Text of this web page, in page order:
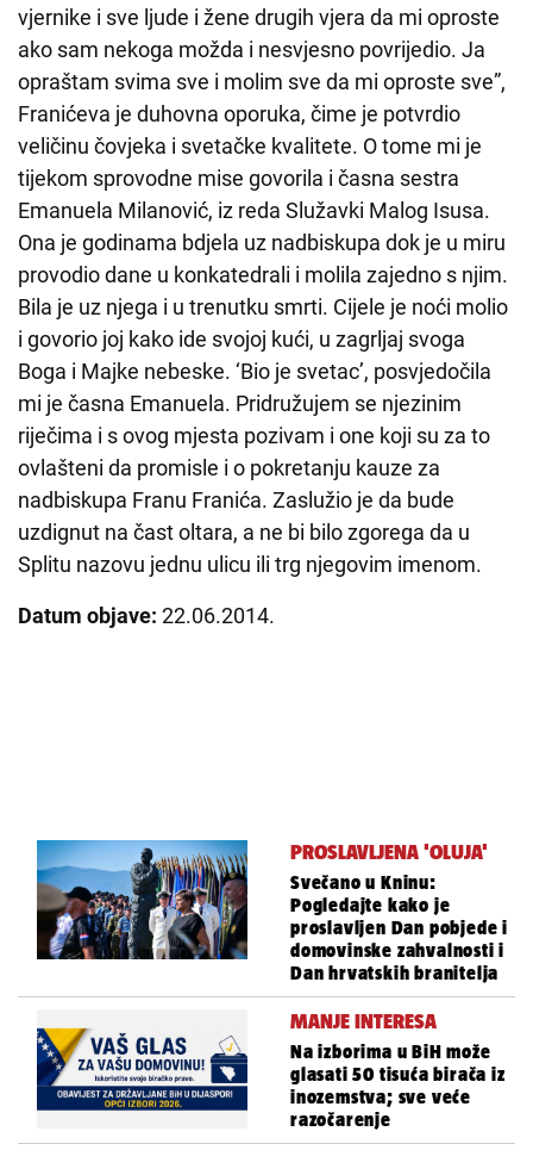
vjernike i sve ljude i žene drugih vjera da mi oproste
ako sam nekoga možda i nesvjesno povrijedio. Ja
opraštam svima sve i molim sve da mi oproste sve”,
Franićeva je duhovna oporuka, čime je potvrdio
veličinu čovjeka i svetačke kvalitete. O tome mi je
tijekom sprovodne mise govorila i časna sestra
Emanuela Milanović, iz reda Služavki Malog Isusa.
Ona je godinama bdjela uz nadbiskupa dok je u miru
provodio dane u konkatedrali i molila zajedno s njim.
Bila je uz njega i u trenutku smrti. Cijele je noći molio
i govorio joj kako ide svojoj kući, u zagrljaj svoga
Boga i Majke nebeske. ‘Bio je svetac’, posvjedočila
mi je časna Emanuela. Pridružujem se njezinim
riječima i s ovog mjesta pozivam i one koji su za to
ovlašteni da promisle i o pokretanju kauze za
nadbiskupa Franu Franića. Zaslužio je da bude
uzdignut na čast oltara, a ne bi bilo zgorega da u
Splitu nazovu jednu ulicu ili trg njegovim imenom.
Datum objave: 22.06.2014.
PROSLAVLJENA 'OLUJA'
Svečano u Kninu:
Pogledajte kako je
proslavljen Dan pobjede i
domovinske zahvalnosti i
Dan hrvatskih branitelja
MANJE INTERESA
Na izborima u BiH može
glasati 50 tisuća birača iz
inozemstva; sve veće
razočarenje